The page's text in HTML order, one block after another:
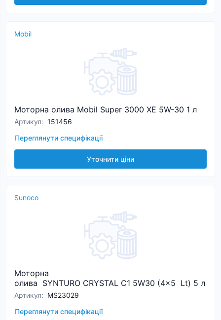
Mobil
Моторна олива Mobil Super 3000 XE 5W-30 1 л
Артикул: 151456
Переглянути специфікації
Уточнити ціни
Sunoco
Моторна
олива SYNTURO CRYSTAL C1 5W30 (4x5 Lt) 5 л
Артикул: MS23029
Переглянути специфікації